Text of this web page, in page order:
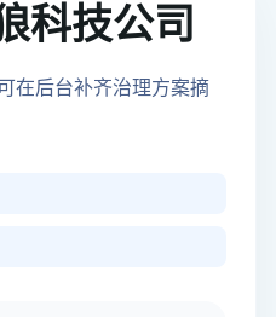
科技公司
在后台补齐治理方案摘